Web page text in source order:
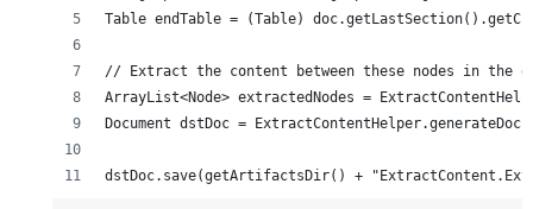
dstDoc.save(getArtifactsDir() +